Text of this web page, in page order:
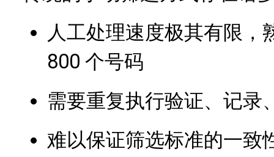
人工处理速度极其有限，
800 个号码
需要重复执行验证、记录
难以保证筛选标准的一致